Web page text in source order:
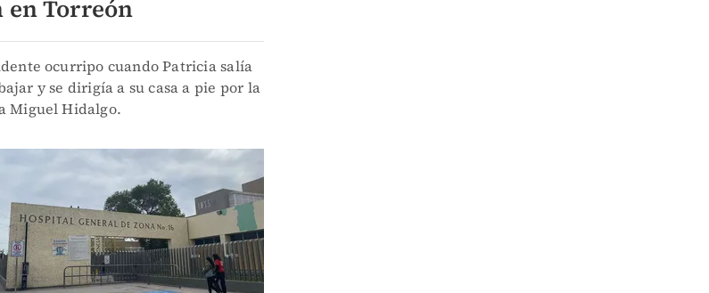
en Torreón
ocurripo cuando Patricia salía
y se dirigía a su casa a pie por la
Miguel Hidalgo.